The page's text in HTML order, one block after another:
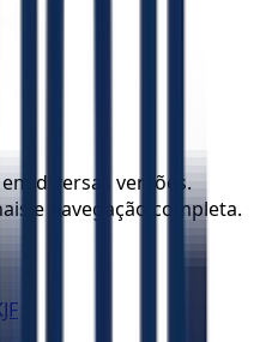
diversas versões.
e navegação completa.